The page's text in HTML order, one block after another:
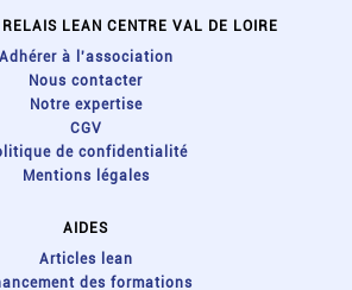
LEAN CENTRE VAL DE LOIRE
Adhérer à l'association
Nous contacter
Notre expertise
CGV
de confidentialité
Mentions légales
AIDES
Articles lean
des formations